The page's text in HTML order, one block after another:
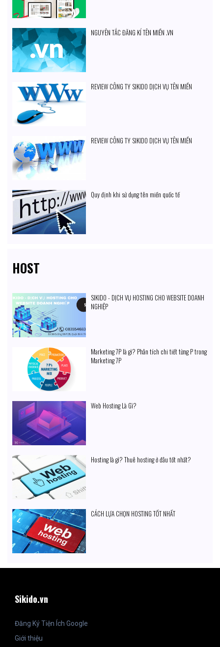
NGUYÊN TẮC ĐĂNG KÍ TÊN MIỀN .VN
REVIEW CÔNG TY SIKIDO DỊCH VỤ TÊN MIỀN
REVIEW CÔNG TY SIKIDO DỊCH VỤ TÊN MIỀN
Quy định khi sử dụng tên miền quốc tế
HOST
SIKIDO - DỊCH VỤ HOSTING CHO WEBSITE DOANH
NGHIỆP
Marketing 7P là gì? Phân tích chi tiết từng P trong
Marketing 7P
Web Hosting Là Gì?
Hosting là gì? Thuê hosting ở đâu tốt nhất?
CÁCH LỰA CHỌN HOSTING TỐT NHẤT
Sikido.vn
Đăng Ký Tiện Ích Google
Giới thiệu